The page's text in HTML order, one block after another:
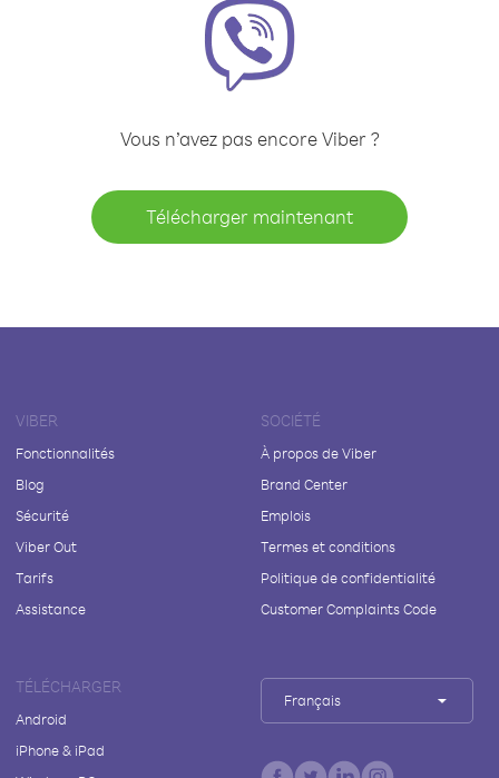
Vous n’avez pas encore Viber ?
Télécharger maintenant
VIBER
Fonctionnalités
Blog
Sécurité
Viber Out
Tarifs
Assistance
SOCIÉTÉ
À propos de Viber
Brand Center
Emplois
Termes et conditions
Politique de confidentialité
Customer Complaints Code
TÉLÉCHARGER
Android
iPhone & iPad
Français